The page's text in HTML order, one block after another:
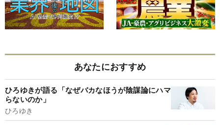
あなたにおすすめ
ひろゆきが語る「なぜバカなほうが陰謀論にハマ
らないのか」
ひろゆき